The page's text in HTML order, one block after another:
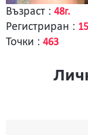
Възраст : 48г.
Регистриран :
Точки : 463